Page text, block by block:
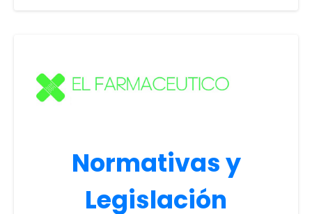
Normativas y
Legislación